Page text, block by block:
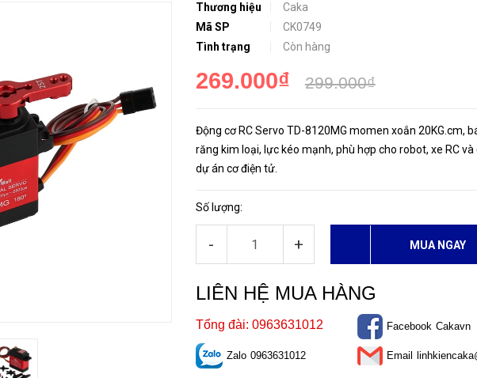
Thương hiệu
Caka
Mã SP
CK0749
Tình trạng
Còn hàng
269.000₫ 299.000₫
Động cơ RC Servo TD-8120MG momen xoắn 20KG.cm,
răng kim loại, lực kéo mạnh, phù hợp cho robot, xe RC và
dự án cơ điện tử.
Số lượng:
- + MUA NGAY
LIÊN HỆ MUA HÀNG
Tổng đài: 0963631012
Zalo 0963631012
Facebook Cakavn
Email